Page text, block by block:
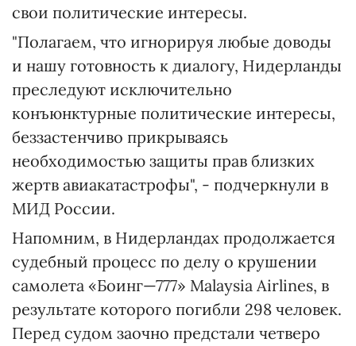
свои политические интересы.
"Полагаем, что игнорируя любые доводы
и нашу готовность к диалогу, Нидерланды
преследуют исключительно
конъюнктурные политические интересы,
беззастенчиво прикрываясь
необходимостью защиты прав близких
жертв авиакатастрофы", - подчеркнули в
МИД России.
Напомним, в Нидерландах продолжается
судебный процесс по делу о крушении
самолета «Боинг—777» Malaysia Airlines, в
результате которого погибли 298 человек.
Перед судом заочно предстали четверо